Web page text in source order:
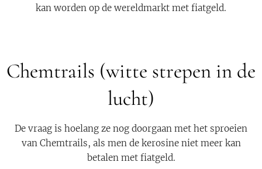
kan worden op de wereldmarkt met fiatgeld.
Chemtrails (witte strepen in de
lucht)
De vraag is hoelang ze nog doorgaan met het sproeien
van Chemtrails, als men de kerosine niet meer kan
betalen met fiatgeld.